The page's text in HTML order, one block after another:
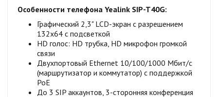
Особенности телефона Yealink SIP-T40G:
Графический 2,3" LCD-экран с разрешением
132х64 с подсветкой
HD голос: HD трубка, HD микрофон громкой
связи
Двухпортовый Ethernet 10/100/1000 Мбит/с
(маршрутизатор и коммутатор) с поддержкой
PoE
До 3 SIP аккаунтов, 3-сторонняя конференция